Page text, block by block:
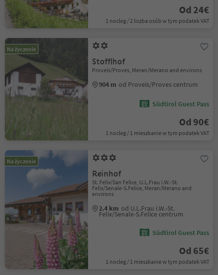
Od 24€
1 nocleg / 2 liczba osób w tym podatek VAT
Na życzenie
Stofflhof
Proveis/Proves, Meran/Merano and environs
904 m od Proveis/Proves centrum
Südtirol Guest Pass
Od 90€
1 nocleg / 1 mieszkanie w tym podatek VAT
Na życzenie
Reinhof
St. Felix/San Felice, U.L.Frau i.W.-St.
Felix/Senale-S.Felice, Meran/Merano and
environs
2.4 km od U.L.Frau i.W.-St.
Felix/Senale-S.Felice centrum
Südtirol Guest Pass
Od 65€
1 nocleg / 1 mieszkanie w tym podatek VAT